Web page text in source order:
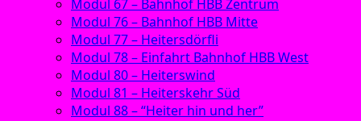
Modul 67 – Bahnhof HBB Zentrum
Modul 76 – Bahnhof HBB Mitte
Modul 77 – Heitersdörfli
Modul 78 – Einfahrt Bahnhof HBB West
Modul 80 – Heiterswind
Modul 81 – Heiterskehr Süd
Modul 88 – “Heiter hin und her”